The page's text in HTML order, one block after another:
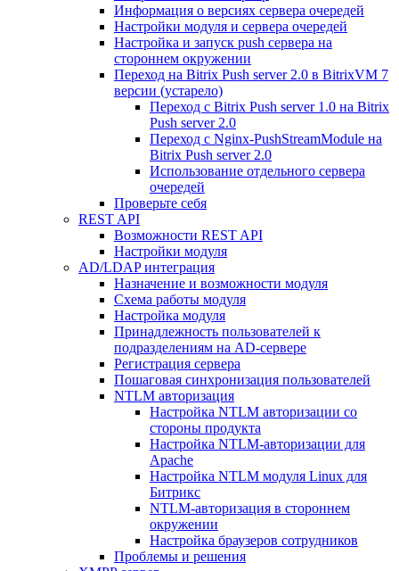
Информация о версиях сервера очередей
Настройки модуля и сервера очередей
Настройка и запуск push сервера на
стороннем окружении
Переход на Bitrix Push server 2.0 в BitrixVM 7
версии (устарело)
Переход с Bitrix Push server 1.0 на Bitrix
Push server 2.0
Переход с Nginx-PushStreamModule на
Bitrix Push server 2.0
Использование отдельного сервера
очередей
Проверьте себя
REST API
Возможности REST API
Настройки модуля
AD/LDAP интеграция
Назначение и возможности модуля
Схема работы модуля
Настройка модуля
Принадлежность пользователей к
подразделениям на AD-сервере
Регистрация сервера
Пошаговая синхронизация пользователей
NTLM авторизация
Настройка NTLM авторизации со
стороны продукта
Настройка NTLM-авторизации для
Apache
Настройка NTLM модуля Linux для
Битрикс
NTLM-авторизация в стороннем
окружении
Настройка браузеров сотрудников
Проблемы и решения